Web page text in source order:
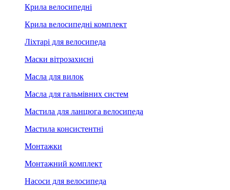
Крила велосипедні
Крила велосипедні комплект
Ліхтарі для велосипеда
Маски вітрозахисні
Масла для вилок
Масла для гальмівних систем
Мастила для ланцюга велосипеда
Мастила консистентні
Монтажки
Монтажний комплект
Насоси для велосипеда